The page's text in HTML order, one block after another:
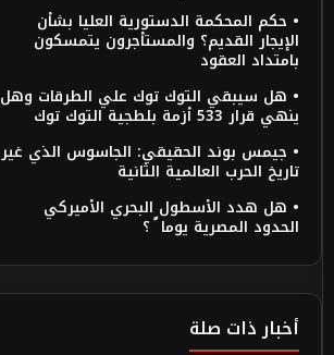
• حكم المحكمة الدستورية العليا بشأن
الإيجار القديم؟ والمستأجرون يتمسكون
بامتداد العقود
• هل سيبقي التوك توك علي الطرقات وهل
ينهي قرار 533 أزمة بلطجية التوك توك
• جيمس بوند الحقيقي: الجاسوس الذي غير
تاريخ الحرب العالمية الثانية
• هل هدد الأسطول البحري الأميركي
الحدود المصرية يوما ً ؟
أخبار ذات صلة